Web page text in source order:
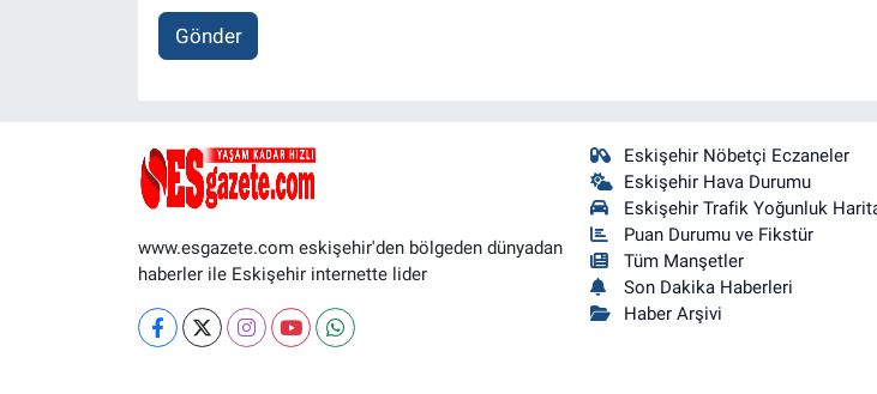
Gönder
www.esgazete.com eskişehir'den bölgeden dünyadan
haberler ile Eskişehir internette lider
Eskişehir Nöbetçi Eczaneler
Eskişehir Hava Durumu
Eskişehir Trafik Yoğunluk
Puan Durumu ve Fikstür
Tüm Manşetler
Son Dakika Haberleri
Haber Arşivi